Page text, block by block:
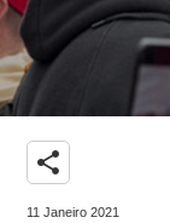
share
11 Janeiro 2021